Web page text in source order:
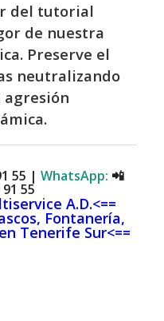
del tutorial
de nuestra
Preserve el
neutralizando
agresión
55 |WhatsApp: 📲
55
A.D.<==
Fontanería,
Tenerife Sur<==